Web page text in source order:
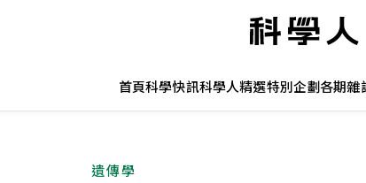
首頁科學快訊科學人精選特別企劃各期雜
遺傳學